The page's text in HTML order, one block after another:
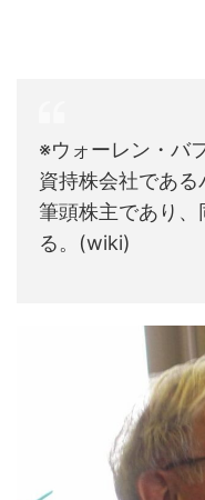
※ウォーレン・バ
資持株会社であ
筆頭株主であり、
る。(wiki)